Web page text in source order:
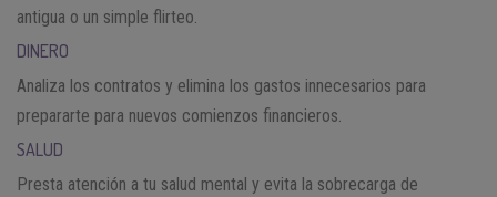
antigua o un simple flirteo.
DINERO
Analiza los contratos y elimina los gastos innecesarios para
prepararte para nuevos comienzos financieros.
SALUD
Presta atención a tu salud mental y evita la sobrecarga de